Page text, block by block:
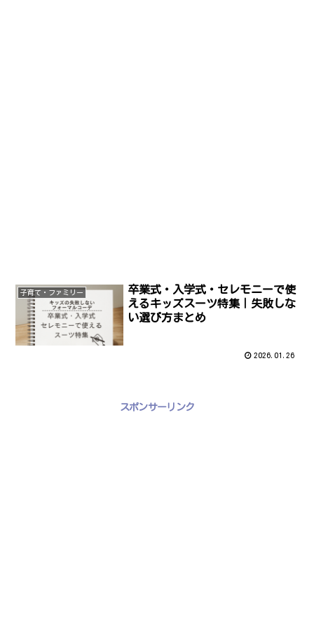
子育て・ファミリー
卒業式・入学式・セレモニーで使
えるキッズスーツ特集｜失敗しな
い選び方まとめ
2026.01.26
スポンサーリンク